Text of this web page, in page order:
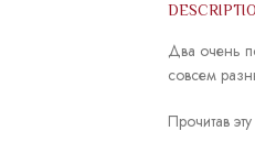
Два очень
совсем
Прочитав